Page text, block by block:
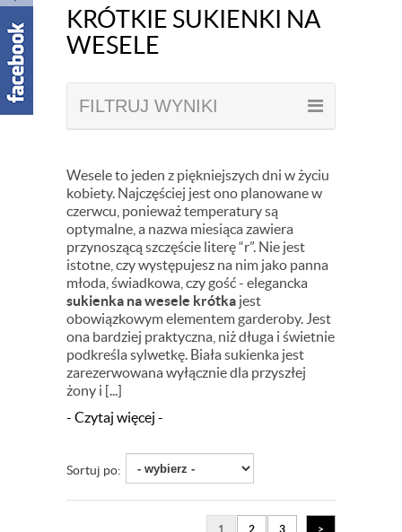
KRÓTKIE SUKIENKI NA
WESELE
FILTRUJ WYNIKI
Wesele to jeden z piękniejszych dni w życiu
kobiety. Najczęściej jest ono planowane w
czerwcu, ponieważ temperatury są
optymalne, a nazwa miesiąca zawiera
przynoszącą szczęście literę “r”. Nie jest
istotne, czy występujesz na nim jako panna
młoda, świadkowa, czy gość - elegancka
sukienka na wesele krótka jest
obowiązkowym elementem garderoby. Jest
ona bardziej praktyczna, niż długa i świetnie
podkreśla sylwetkę. Biała sukienka jest
zarezerwowana wyłącznie dla przyszłej
żony i [...]
- Czytaj więcej -
Sortuj po:
1 2 3 >